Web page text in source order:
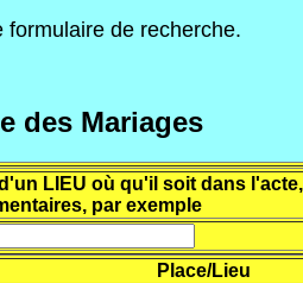
de recherche.
des Mariages
LIEU où qu'il soit dans l'acte,
par exemple
Place/Lieu